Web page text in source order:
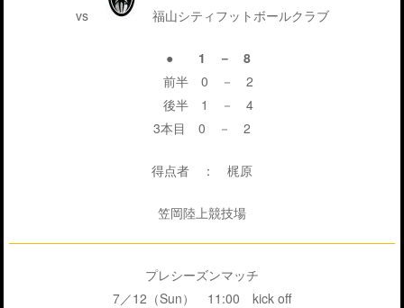
vs 福山シティフットボールクラブ
● 1 － 8
前半 0 － 2
後半 1 － 4
3本目 0 － 2
得点者 ： 梶原
笠岡陸上競技場
プレシーズンマッチ
7／12（Sun） 11:00 kick off